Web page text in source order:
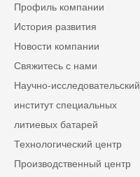
Профиль компании
История развития
Новости компании
Свяжитесь с нами
Научно-исследовательский
институт специальных
литиевых батарей
Технологический центр
Производственный центр